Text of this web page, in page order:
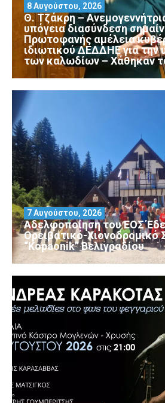
Θ. Τζάκρη –
υπόγεια διασύνδεση
Πρωτοφανής αμέλεια
ιδιωτικού ΔΕΔΔΗΕ για την
των καλωδίων – Χάθηκαν
8 Αυγούστου, 2026
Αδελφοποίηση του ΕΟΣ
Ορειβατικό-Χιονοδρομικό
“Kopaonik” Βελιγραδίου
7 Αυγούστου, 2026